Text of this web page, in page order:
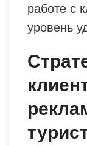
работе с
уровень